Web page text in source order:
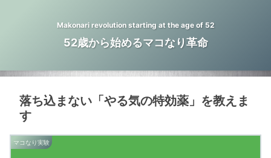
Makonari revolution starting at the age of 52
52歳から始めるマコなり革命
落ち込まない「やる気の特効薬」を教えま
す
マコなり実験